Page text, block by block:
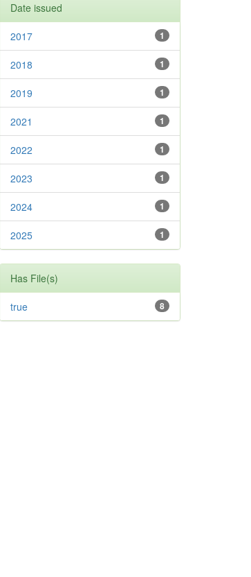
Date issued
1
2017
1
2018
1
2019
1
2021
1
2022
1
2023
1
2024
1
2025
Has File(s)
8
true